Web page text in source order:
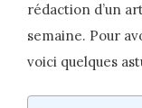
rédaction d’un
semaine. Pour
voici quelques